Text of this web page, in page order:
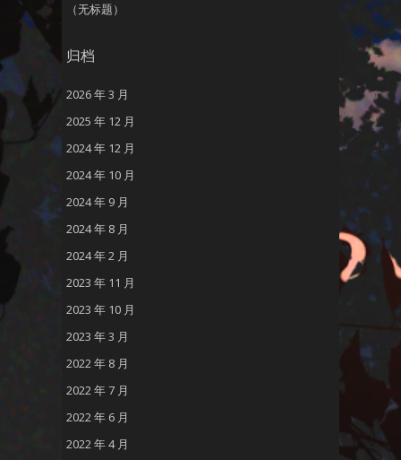
（无标题）
归档
2026 年 3 月
2025 年 12 月
2024 年 12 月
2024 年 10 月
2024 年 9 月
2024 年 8 月
2024 年 2 月
2023 年 11 月
2023 年 10 月
2023 年 3 月
2022 年 8 月
2022 年 7 月
2022 年 6 月
2022 年 4 月